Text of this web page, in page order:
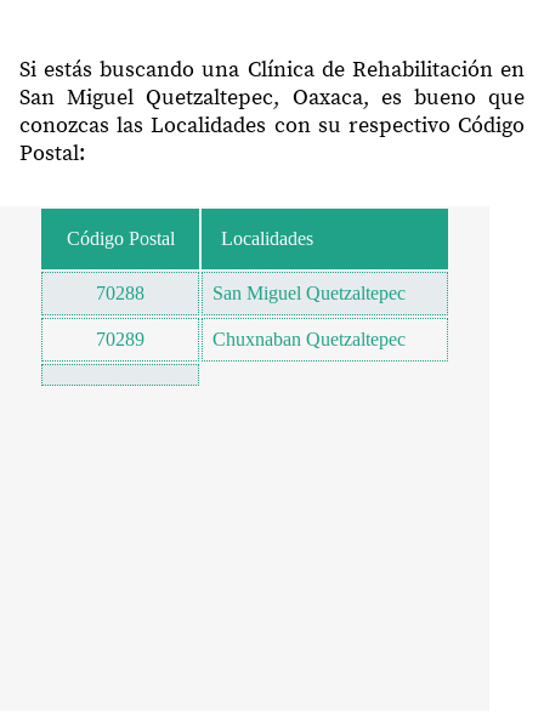
Si estás buscando una Clínica de Rehabilitación en
San Miguel Quetzaltepec, Oaxaca, es bueno que
conozcas las Localidades con su respectivo Código
Postal:
Código Postal Localidades
70288 San Miguel Quetzaltepec
70289 Chuxnaban Quetzaltepec